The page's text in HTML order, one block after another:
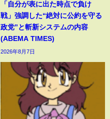
「自分が表に出た時点で負け
戦」強調した“絶対に公約を守る
政党”と斬新システムの内容
(ABEMA TIMES)
2026年8月7日